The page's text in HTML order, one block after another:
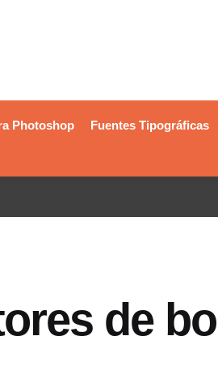
Photoshop Fuentes Tipográficas
de